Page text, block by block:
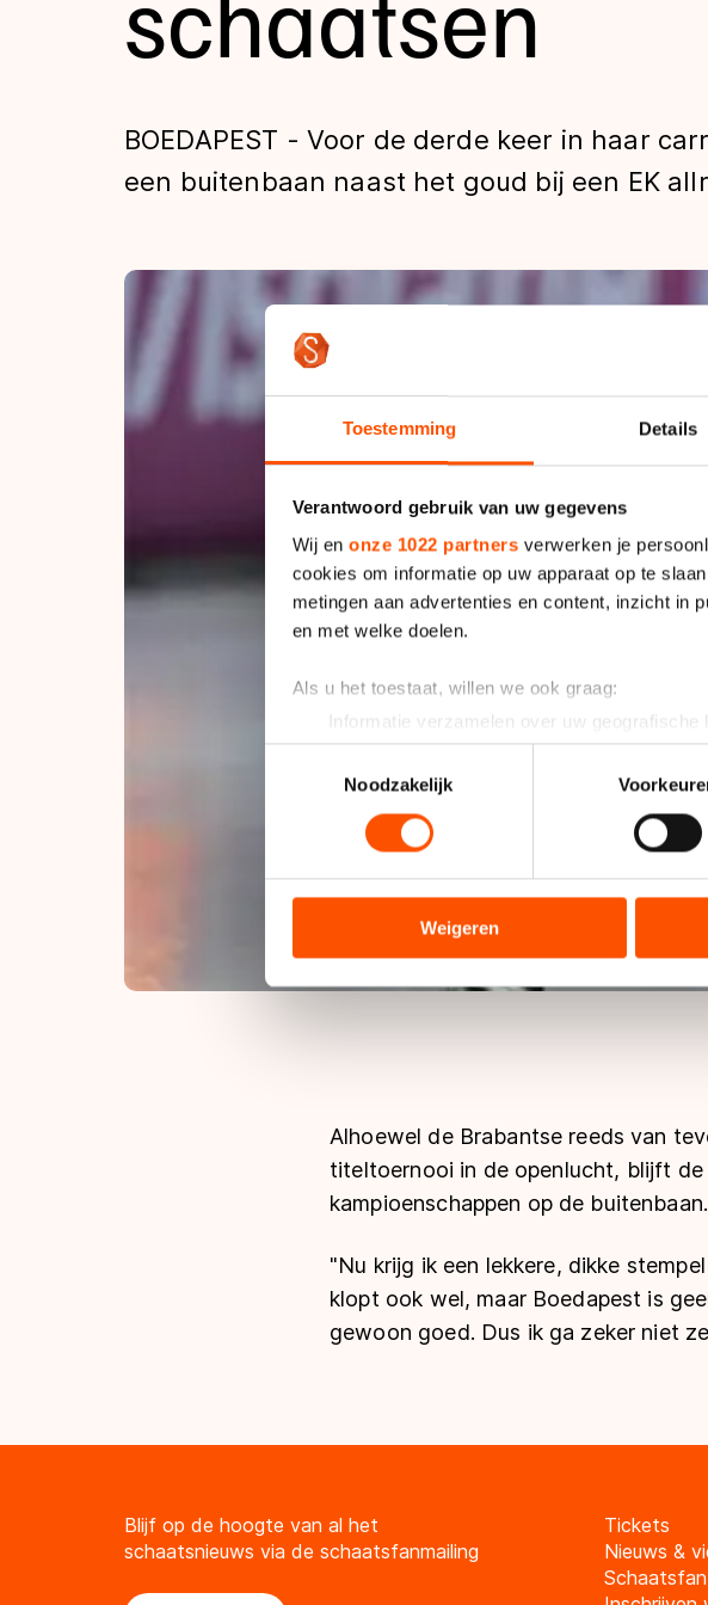
Toestemming Details
Verantwoord gebruik van uw gegevens
Wij en onze 1022 partners verwerken je
cookies om informatie op uw apparaat op te
metingen aan advertenties en content, inzicht in
en met welke doelen.
Als u het toestaat, willen we ook graag:
Informatie verzamelen over uw
Uw apparaat identificeren door het actief te
Lees meer over hoe uw persoonlijke gegevens
toestemming op elk moment wijzigen of
analyseren. We delen informatie over uw
analyse. Zij kunnen deze combineren met
hun services. Sommige partners kunnen
adequaat beschermingsniveau geldt volgens de
Noodzakelijk
Weigeren
Tijden & historie
De weg op
Olympische Spelen
BOEDAPEST - Voor de derde keer in haar
een buitenbaan naast het goud bij een EK
Alhoewel de Brabantse reeds van
titeltoernooi in de openlucht, blijft
kampioenschappen op de buitenbaan.
"Nu krijg ik een lekkere, dikke
klopt ook wel, maar Boedapest is
gewoon goed. Dus ik ga zeker niet
Blijf op de hoogte van al het
schaatsnieuws via de schaatsfanmailing
Tickets
Nieuws &
Schaatsfan